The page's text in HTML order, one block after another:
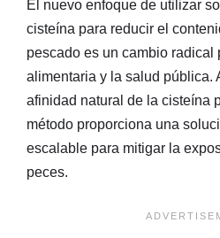
El nuevo enfoque de utilizar
cisteína para reducir el
pescado es un cambio radical
alimentaria y la salud pública.
afinidad natural de la cisteína
método proporciona una
escalable para mitigar la
peces.